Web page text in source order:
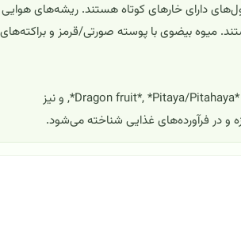
دارای خارهای کوتاه هستند. ریشه‌های هوایی
میوه بیضوی با پوسته صورتی/قرمز و براکته‌های
**نام‌های رایج**: در ایران رایج‌ترین نام‌ها «میوه اژدها» و «پیتایا/پیتاهایا» است. در جهان: *Dragon fruit*, *Pitaya/Pitahaya*, و نیز